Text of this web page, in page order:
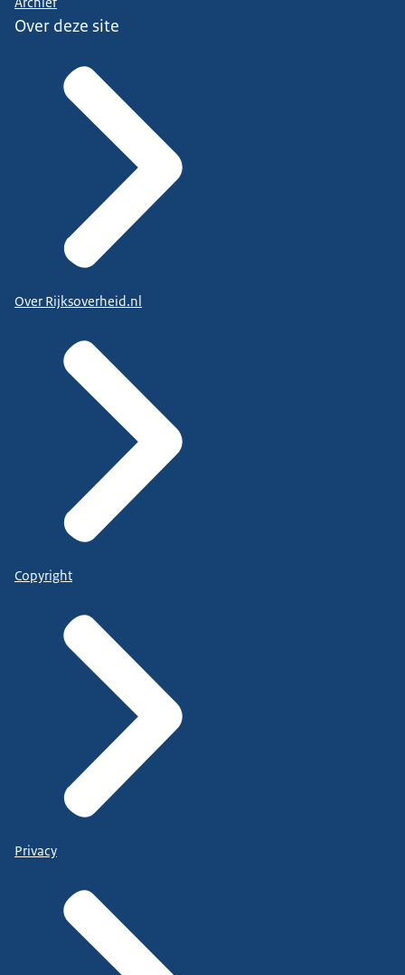
Over deze site
Over Rijksoverheid.nl
Copyright
Privacy